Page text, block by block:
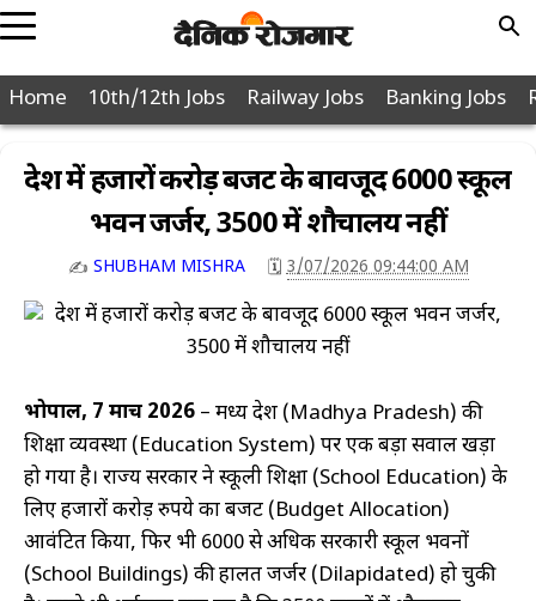
POPULAR
JOBS
10th
12th
Graduation
Diploma
Post
Office
Nagar
Nigam
JOBS
BY
CATEGORY
Home 10th/12th Jobs Railway Jobs Banking Jobs
प्रदेश में हजारों करोड़ बजट के बावजूद 6000 स्कूल
भवन जर्जर, 3500 में शौचालय नहीं
✍️ SHUBHAM MISHRA 🗓️3/07/2026 09:44:00 AM
भोपाल, 7 मार्च 2026 – मध्य प्रदेश (Madhya Pradesh) की
शिक्षा व्यवस्था (Education System) पर एक बड़ा सवाल खड़ा
हो गया है। राज्य सरकार ने स्कूली शिक्षा (School Education) के
लिए हजारों करोड़ रुपये का बजट (Budget Allocation)
आवंटित किया, फिर भी 6000 से अधिक सरकारी स्कूल भवनों
(School Buildings) की हालत जर्जर (Dilapidated) हो चुकी